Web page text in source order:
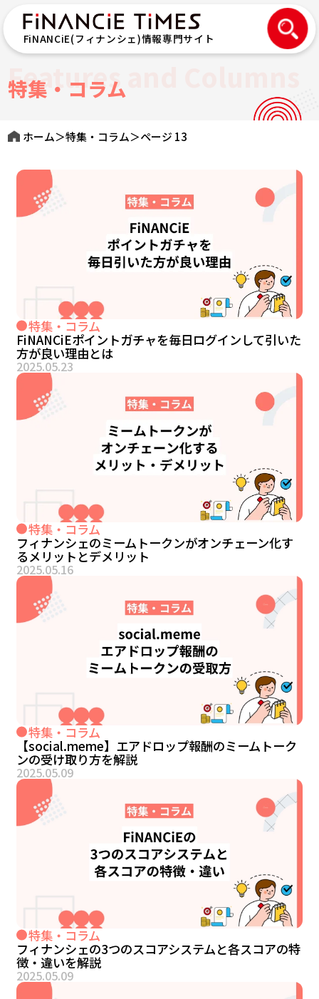
FiNANCiE(フィナンシェ)情報専門サイト
特集・コラム
Features and Columns
ホーム＞特集・コラム＞ページ 13
特集・コラム
FiNANCiEポイントガチャを毎日ログインして引いた
方が良い理由とは
2025.05.23
特集・コラム
フィナンシェのミームトークンがオンチェーン化す
るメリットとデメリット
2025.05.16
特集・コラム
【social.meme】エアドロップ報酬のミームトーク
ンの受け取り方を解説
2025.05.09
特集・コラム
フィナンシェの3つのスコアシステムと各スコアの特
徴・違いを解説
2025.05.09